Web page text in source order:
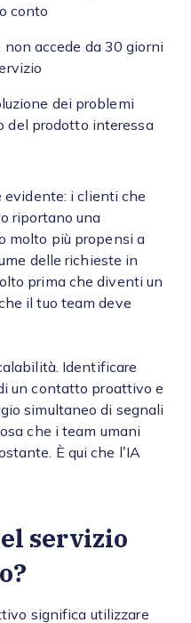
conto
accede da 30 giorni
dei problemi
del prodotto interessa
evidente: i clienti che
riportano una
molto più propensi a
delle richieste in
prima che diventi un
il tuo team deve
Identificare
un contatto proattivo e
simultaneo di segnali
che i team umani
È qui che l’IA
servizio
significa utilizzare